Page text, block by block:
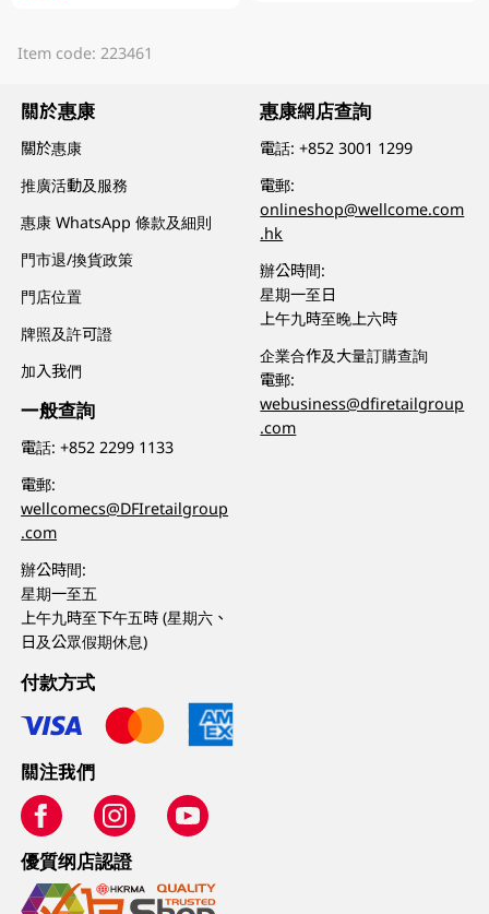
Item code: 223461
關於惠康
關於惠康
推廣活動及服務
惠康 WhatsApp 條款及細則
門市退/換貨政策
門店位置
牌照及許可證
加入我們
一般查詢
電話:+852 2299 1133
電郵:
wellcomecs@DFIretailgroup
.com
辦公時間:
星期一至五
上午九時至下午五時 (星期六、
日及公眾假期休息)
惠康網店查詢
電話:+852 3001 1299
電郵:
onlineshop@wellcome.com
.hk
辦公時間:
星期一至日
上午九時至晚上六時
企業合作及大量訂購查詢
電郵:
webusiness@dfiretailgroup
.com
付款方式
關注我們
優質纲店認證